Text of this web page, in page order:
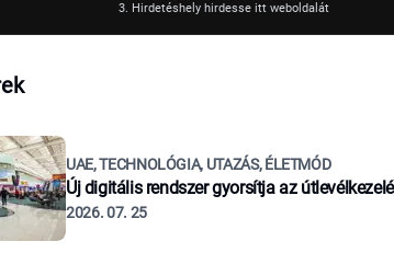
3. Hirdetéshely hirdesse itt weboldalát
UAE, TECHNOLÓGIA, UTAZÁS, ÉLETMÓD
Új digitális rendszer gyorsítja az
2026. 07. 25